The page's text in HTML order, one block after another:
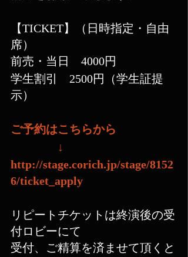
【TICKET】（日時指定・自由
席）
前売・当日　4000円
学生割引　2500円（学生証提
示）
ご予約はこちらから
↓
http://stage.corich.jp/stage/8152
6/ticket_apply
リピートチケットは終演後の受
付ロビーにて
受付、ご精算を済ませて頂くと